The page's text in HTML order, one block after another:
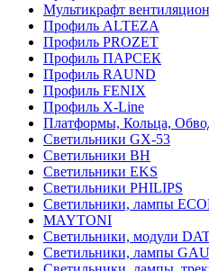
Мультикрафт
Профиль ALTEZA
Профиль PROZET
Профиль ПАРСЕК
Профиль RAUND
Профиль FENIX
Профиль Х-Line
Платформы, Кольца,
Светильники GX-53
Светильники BH
Светильники EKS
Светильники PHILIPS
Светильники, лампы
MAYTONI
Светильники, модули
Светильники, лампы